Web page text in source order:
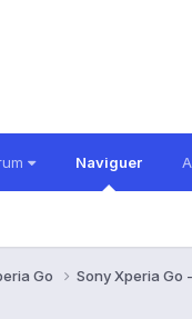
Naviguer
Go Sony Xperia Go